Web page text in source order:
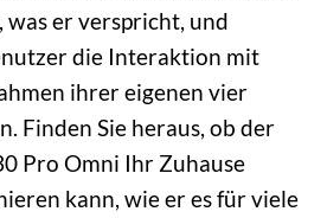
er verspricht, und
die Interaktion mit
ihrer eigenen vier
Finden Sie heraus, ob der
Pro Omni Ihr Zuhause
kann, wie er es für viele